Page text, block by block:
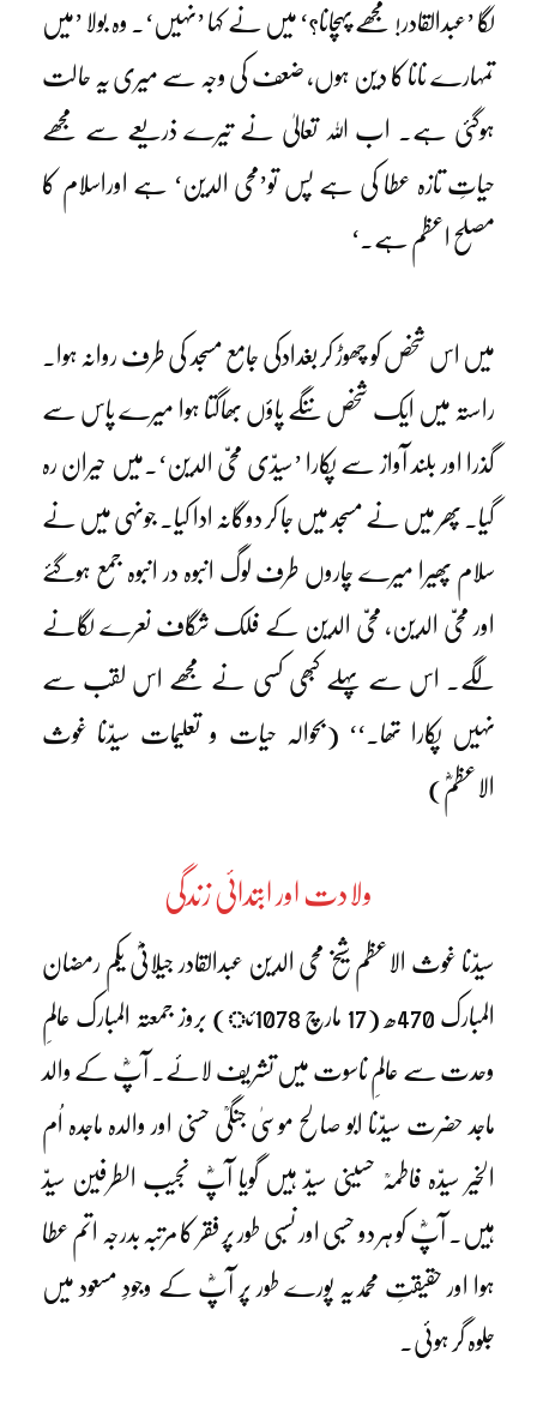
لگا ’عبدالقادر! مجھے پہچانا؟‘ میں نے کہا ’نہیں‘۔ وہ بولا ’میں
تمہارے نانا کا دین ہوں، ضعف کی وجہ سے میری یہ حالت
ہوگئی ہے۔ اب اللہ تعالیٰ نے تیرے ذریعے سے مجھے
حیاتِ تازہ عطا کی ہے پس تو’محی الدین‘ ہے اوراسلام کا
مصلح اعظم ہے۔‘
میں اس شخص کو چھوڑ کر بغدادکی جامع مسجد کی طرف روانہ ہوا۔
راستہ میں ایک شخص ننگے پاؤں بھاگتا ہوا میرے پاس سے
گذرا اور بلند آواز سے پکارا ’سیدّی محیّ الدین‘۔میں حیران رہ
گیا۔ پھر میں نے مسجد میں جا کر دوگانہ ادا کیا۔ جونہی میں نے
سلام پھیرا میرے چاروں طرف لوگ انبوہ در انبوہ جمع ہوگئے
اور محیّ الدین، محیّ الدین کے فلک شگاف نعرے لگانے
لگے۔ اس سے پہلے کبھی کسی نے مجھے اس لقب سے
نہیں پکارا تھا۔‘‘ (بحوالہ حیات و تعلیمات سیدّنا غوث
الاعظمؓ)
ولادت اور ابتدائی زندگی
سیدّنا غوث الاعظم شیخ محی الدین عبدالقادر جیلانیؓ یکم رمضان
المبارک 470ھ (17 مارچ 1078ئ) بروز جمعتہ المبارک عالمِ
وحدت سے عالمِ ناسوت میں تشریف لائے۔ آپؓ کے والد
ماجد حضرت سیدّنا ابو صالح موسیٰ جنگیؒ حسنی اور والدہ ماجدہ اُم
الخیر سیدّہ فاطمہؒ حسینی سیدّ ہیں گویا آپؓ نجیب الطرفین سیدّ
ہیں۔ آپؓ کو ہر دو حسبی اور نسبی طور پر فقر کا مرتبہ بدرجہ اتم عطا
ہوا اور حقیقتِ محمدیہ پورے طور پر آپؓ کے وجودِ مسعود میں
جلوہ گر ہوئی۔